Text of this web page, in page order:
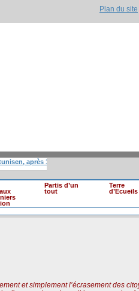
Plan du site
après 10 ans de loyaux (...)
Partis d’un
tout
Terre
d’Ecueils
et simplement l’écrasement des